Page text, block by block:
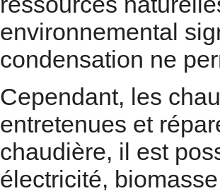
environnemental
condensation ne
Cependant, les
entretenues et
chaudière, il est
électricité,